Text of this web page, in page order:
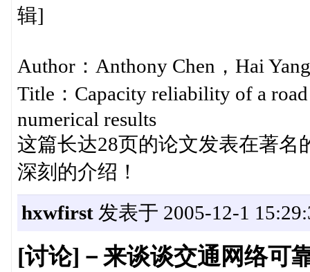
辑]
Author：Anthony Chen，Hai
Title：Capacity reliability of a road
numerical results
这篇长达28页的论文发表在著名
深刻的介绍！
hxwfirst发表于 2005-12-1
[讨论]－来谈谈交通网络可